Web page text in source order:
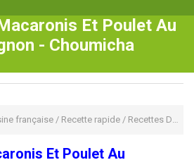
Et Poulet Au
- Choumicha
française / Recette rapide / Recettes De Macaronis Et Poulet Au Champignon
Et Poulet Au